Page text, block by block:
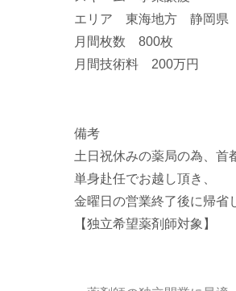
エリア 東海地方 静岡県
月間枚数 800枚
月間技術料 200万円
備考
土日祝休みの薬局の為、首
単身赴任でお越し頂き、
金曜日の営業終了後に帰省
【独立希望薬剤師対象】